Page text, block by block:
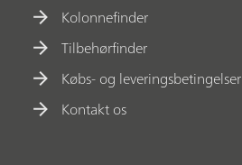
Kolonnefinder
Tilbehørfinder
Købs- og leveringsbetingelser
Kontakt os